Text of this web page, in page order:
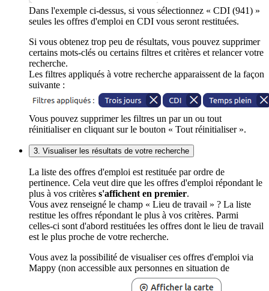
Dans l'exemple ci-dessus, si vous sélectionnez « CDI (941) »
seules les offres d'emploi en CDI vous seront restituées.
Si vous obtenez trop peu de résultats, vous pouvez supprimer
certains mots-clés ou certains filtres et critères et relancer votre
recherche.
Les filtres appliqués à votre recherche apparaissent de la façon
suivante :
Vous pouvez supprimer les filtres un par un ou tout
réinitialiser en cliquant sur le bouton « Tout réinitialiser ».
3. Visualiser les résultats de votre recherche
La liste des offres d'emploi est restituée par ordre de
pertinence. Cela veut dire que les offres d'emploi répondant le
plus à vos critères s'affichent en premier.
Vous avez renseigné le champ « Lieu de travail » ? La liste
restitue les offres répondant le plus à vos critères. Parmi
celles-ci sont d'abord restituées les offres dont le lieu de travail
est le plus proche de votre recherche.
Vous avez la possibilité de visualiser ces offres d'emploi via
Mappy (non accessible aux personnes en situation de